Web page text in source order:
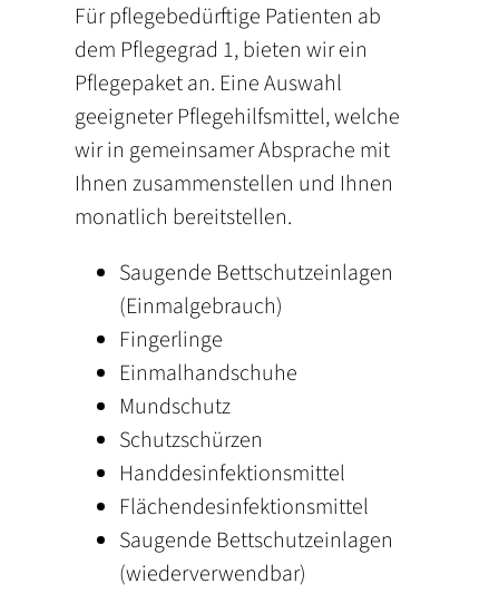
Für pflegebedürftige Patienten ab
dem Pflegegrad 1, bieten wir ein
Pflegepaket an. Eine Auswahl
geeigneter Pflegehilfsmittel, welche
wir in gemeinsamer Absprache mit
Ihnen zusammenstellen und Ihnen
monatlich bereitstellen.
Saugende Bettschutzeinlagen
(Einmalgebrauch)
Fingerlinge
Einmalhandschuhe
Mundschutz
Schutzschürzen
Handdesinfektionsmittel
Flächendesinfektionsmittel
Saugende Bettschutzeinlagen
(wiederverwendbar)